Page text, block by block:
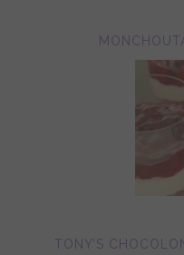
TONY’S